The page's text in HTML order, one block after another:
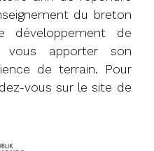
l’ensemble du
Petite Section à la
500 élèves qui
les apprentissages
Les familles des
filière bilingue
du breton
développement de
vous apporter son
de terrain. Pour
vous sur le site de